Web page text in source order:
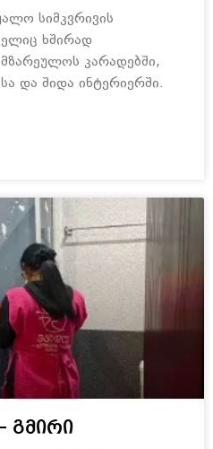
სიმკვრივის
ხშირად
კარადებში,
და შიდა ინტერიერში.
გმირი